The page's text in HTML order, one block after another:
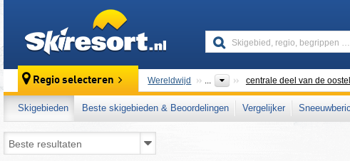
Regio selecteren Wereldwijd ... centrale deel van de
Skigebieden Beste skigebieden & Beoordelingen Vergelijker